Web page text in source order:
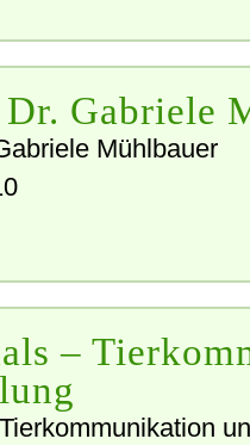
Gabriele
Mühlbauer
–